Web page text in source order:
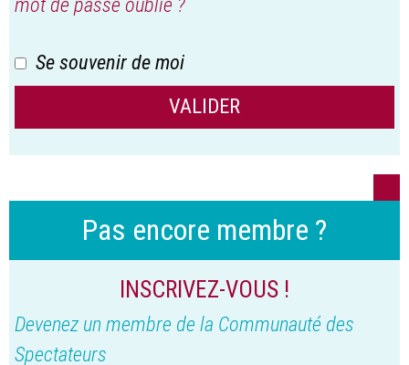
mot de passe oublié ?
Se souvenir de moi
Pas encore membre ?
INSCRIVEZ-VOUS !
Devenez un membre de la Communauté des
Spectateurs